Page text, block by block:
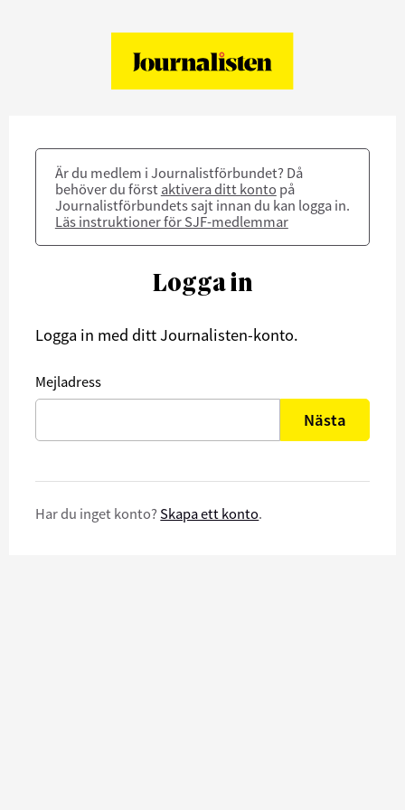
Är du medlem i Journalistförbundet? Då
behöver du först aktivera ditt konto på
Journalistförbundets sajt innan du kan logga in.
Läs instruktioner för SJF-medlemmar
Logga in
Logga in med ditt Journalisten-konto.
Mejladress
Nästa
Har du inget konto? Skapa ett konto.